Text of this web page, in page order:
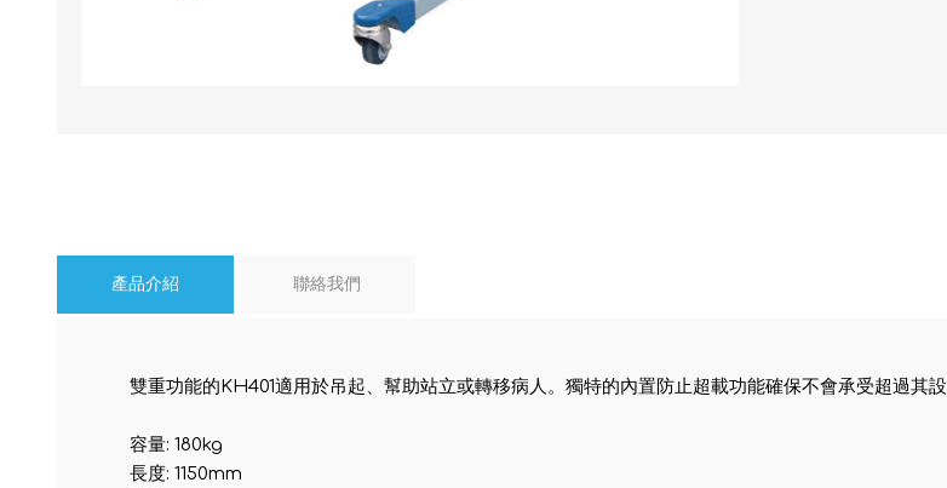
產品介紹 聯絡我們
雙重功能的KH401適用於吊起、幫助站立或轉移病人。獨特的內置防止超載功能確保不會承受超過其
容量: 180kg
長度: 1150mm